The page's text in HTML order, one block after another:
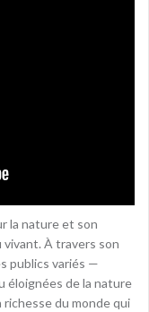
la nature et son
À travers son
publics variés —
éloignées de la nature
du monde qui